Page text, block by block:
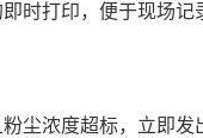
时打印，便于现场记
浓度超标，立即发